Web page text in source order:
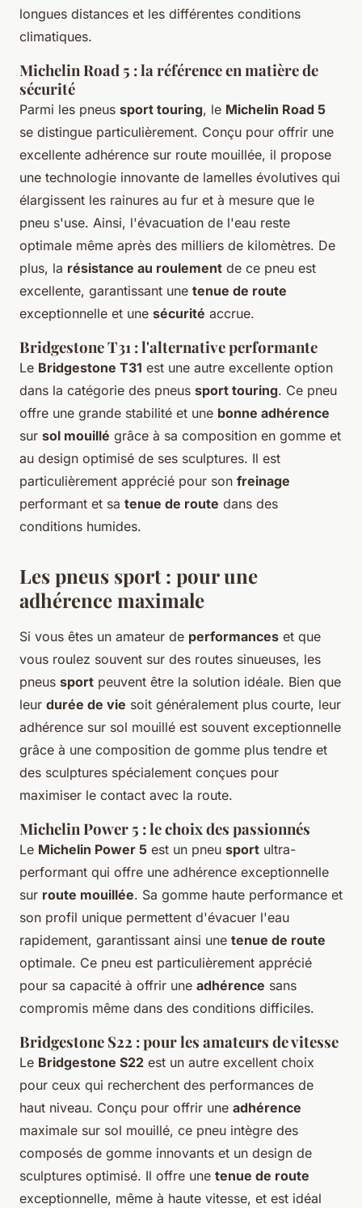
longues distances et les différentes conditions
climatiques.
Michelin Road 5 : la référence en matière de
sécurité
Parmi les pneus sport touring, le Michelin Road 5
se distingue particulièrement. Conçu pour offrir une
excellente adhérence sur route mouillée, il propose
une technologie innovante de lamelles évolutives qui
élargissent les rainures au fur et à mesure que le
pneu s'use. Ainsi, l'évacuation de l'eau reste
optimale même après des milliers de kilomètres. De
plus, la résistance au roulement de ce pneu est
excellente, garantissant une tenue de route
exceptionnelle et une sécurité accrue.
Bridgestone T31 : l'alternative performante
Le Bridgestone T31 est une autre excellente option
dans la catégorie des pneus sport touring. Ce pneu
offre une grande stabilité et une bonne adhérence
sur sol mouillé grâce à sa composition en gomme et
au design optimisé de ses sculptures. Il est
particulièrement apprécié pour son freinage
performant et sa tenue de route dans des
conditions humides.
Les pneus sport : pour une
adhérence maximale
Si vous êtes un amateur de performances et que
vous roulez souvent sur des routes sinueuses, les
pneus sport peuvent être la solution idéale. Bien que
leur durée de vie soit généralement plus courte, leur
adhérence sur sol mouillé est souvent exceptionnelle
grâce à une composition de gomme plus tendre et
des sculptures spécialement conçues pour
maximiser le contact avec la route.
Michelin Power 5 : le choix des passionnés
Le Michelin Power 5 est un pneu sport ultra-
performant qui offre une adhérence exceptionnelle
sur route mouillée. Sa gomme haute performance et
son profil unique permettent d'évacuer l'eau
rapidement, garantissant ainsi une tenue de route
optimale. Ce pneu est particulièrement apprécié
pour sa capacité à offrir une adhérence sans
compromis même dans des conditions difficiles.
Bridgestone S22 : pour les amateurs de vitesse
Le Bridgestone S22 est un autre excellent choix
pour ceux qui recherchent des performances de
haut niveau. Conçu pour offrir une adhérence
maximale sur sol mouillé, ce pneu intègre des
composés de gomme innovants et un design de
sculptures optimisé. Il offre une tenue de route
exceptionnelle, même à haute vitesse, et est idéal